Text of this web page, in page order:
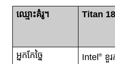
ឈ្មោះគំរូ។ Titan
អ្នកកែច្នៃ Intel ®ខួរ